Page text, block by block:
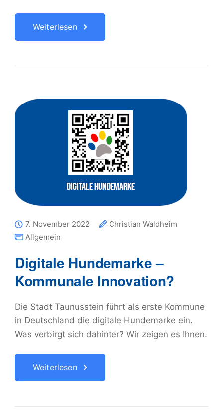
Weiterlesen
7. November 2022
Christian Waldheim
Allgemein
Digitale Hundemarke –
Kommunale Innovation?
Die Stadt Taunusstein führt als erste Kommune
in Deutschland die digitale Hundemarke ein.
Was verbirgt sich dahinter? Wir zeigen es Ihnen.
Weiterlesen